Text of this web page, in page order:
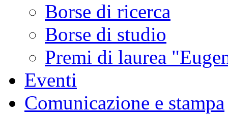
Borse di ricerca
Borse di studio
Premi di laurea
Eventi
Comunicazione e stampa